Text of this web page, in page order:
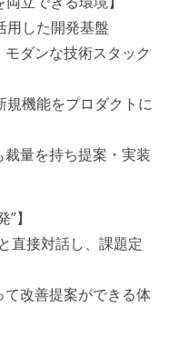
用した開発基盤
ダンな技術スタック
規機能をプロダクトに
裁量を持ち提案・実装
】
直接対話し、課題定
て改善提案ができる体